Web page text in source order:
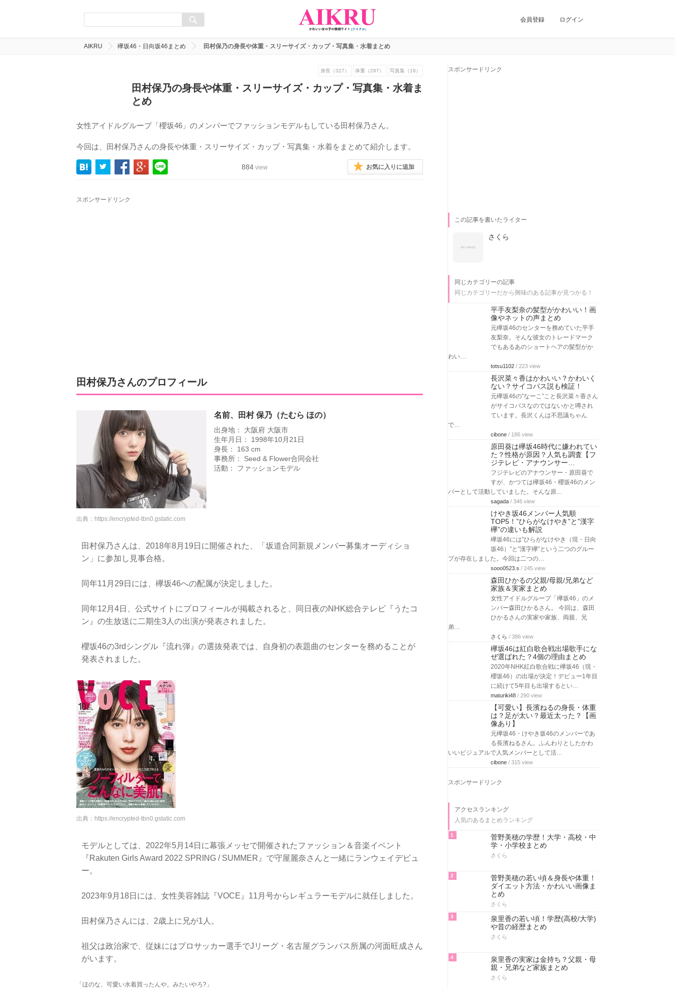
会員登録 ログイン
AIKRU 欅坂46・日向坂46まとめ 田村保乃の身長や体重・スリーサイズ・カップ・写真集・水着まとめ
身長（327） 体重（297） 写真集（18）
田村保乃の身長や体重・スリーサイズ・カップ・写真集・水着ま
とめ
女性アイドルグループ「櫻坂46」のメンバーでファッションモデルもしている田村保乃さん。
今回は、田村保乃さんの身長や体重・スリーサイズ・カップ・写真集・水着をまとめて紹介します。
884 view お気に入りに追加
スポンサードリンク
田村保乃さんのプロフィール
名前、田村 保乃（たむら ほの）
出身地： 大阪府 大阪市
生年月日： 1998年10月21日
身長： 163 cm
事務所： Seed & Flower合同会社
活動： ファッションモデル
出典： https://encrypted-tbn0.gstatic.com
田村保乃さんは、2018年8月19日に開催された、「坂道合同新規メンバー募集オーディショ
ン」に参加し見事合格。
同年11月29日には、欅坂46への配属が決定しました。
同年12月4日、公式サイトにプロフィールが掲載されると、同日夜のNHK総合テレビ『うたコ
ン』の生放送に二期生3人の出演が発表されました。
櫻坂46の3rdシングル『流れ弾』の選抜発表では、自身初の表題曲のセンターを務めることが
発表されました。
出典： https://encrypted-tbn0.gstatic.com
モデルとしては、2022年5月14日に幕張メッセで開催されたファッション＆音楽イベント
『Rakuten Girls Award 2022 SPRING / SUMMER』で守屋麗奈さんと一緒にランウェイデビュ
ー。
2023年9月18日には、女性美容雑誌『VOCE』11月号からレギュラーモデルに就任しました。
田村保乃さんには、2歳上に兄が1人。
祖父は政治家で、従妹にはプロサッカー選手でJリーグ・名古屋グランパス所属の河面旺成さん
がいます。
「ほのな、可愛い水着買ったんや。みたいやろ?」
スポンサードリンク
この記事を書いたライター
さくら
同じカテゴリーの記事
同じカテゴリーだから興味のある記事が見つかる！
平手友梨奈の髪型がかわいい！画
像やネットの声まとめ
元欅坂46のセンターを務めていた平手
友梨奈。そんな彼女のトレードマーク
でもあるあのショートヘアの髪型がか
わい…
totsu1102 / 223 view
長沢菜々香はかわいい？かわいく
ない？サイコパス説も検証！
元欅坂46の”なーこ”こと長沢菜々香さん
がサイコパスなのではないかと噂され
ています。長沢くんは不思議ちゃん
で…
cibone / 186 view
原田葵は欅坂46時代に嫌われてい
た？性格が原因？人気も調査【フ
ジテレビ・アナウンサー…
フジテレビのアナウンサー・原田葵で
すが、かつては欅坂46・櫻坂46のメン
バーとして活動していました。そんな原…
sagada / 346 view
けやき坂46メンバー人気順
TOP5！”ひらがなけやき”と”漢字
欅”の違いも解説
欅坂46には”ひらがなけやき（現・日向
坂46）”と”漢字欅”という二つのグルー
プが存在しました。今回は二つの…
sooo0523.s / 245 view
森田ひかるの父親/母親/兄弟など
家族＆実家まとめ
女性アイドルグループ「欅坂46」のメ
ンバー森田ひかるさん。 今回は、森田
ひかるさんの実家や家族、両親、兄
弟…
さくら / 386 view
欅坂46は紅白歌合戦出場歌手にな
ぜ選ばれた？4個の理由まとめ
2020年NHK紅白歌合戦に欅坂46（現・
櫻坂46）の出場が決定！デビュー1年目
に続けて5年目も出場するとい…
maturiki48 / 290 view
【可愛い】長濱ねるの身長・体重
は？足が太い？最近太った？【画
像あり】
元欅坂46・けやき坂46のメンバーであ
る長濱ねるさん。ふんわりとしたかわ
いいビジュアルで人気メンバーとして活…
cibone / 315 view
スポンサードリンク
アクセスランキング
人気のあるまとめランキング
1
菅野美穂の学歴！大学・高校・中
学・小学校まとめ
さくら
2
菅野美穂の若い頃＆身長や体重！
ダイエット方法・かわいい画像ま
とめ
さくら
3
泉里香の若い頃！学歴(高校/大学)
や昔の経歴まとめ
さくら
4
泉里香の実家は金持ち？父親・母
親・兄弟など家族まとめ
さくら